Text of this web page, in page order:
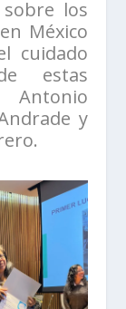
los
México
cuidado
estas
Antonio
y